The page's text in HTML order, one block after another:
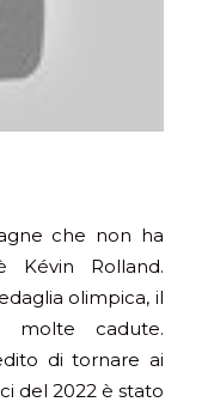
che non ha
Kévin Rolland.
olimpica, il
molte cadute.
di tornare ai
del 2022 è stato